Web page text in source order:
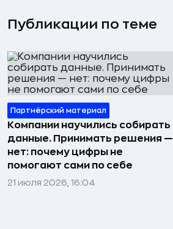
Публикации по теме
Партнёрский материал
Компании научились собирать
данные. Принимать решения —
нет: почему цифры не
помогают сами по себе
21 июля 2026, 16:04